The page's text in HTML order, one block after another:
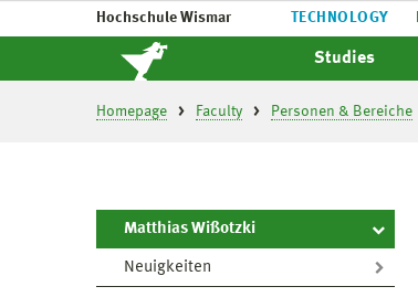
Hochschule Wismar TECHNOLOGY
Studies
Homepage Faculty Personen & Bereiche
Matthias Wißotzki
Neuigkeiten